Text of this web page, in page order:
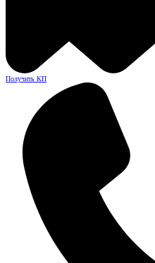
Получить КП